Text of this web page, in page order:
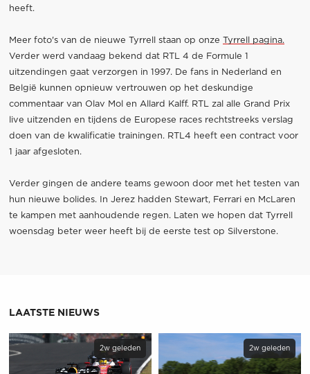
heeft.
Meer foto's van de nieuwe Tyrrell staan op onze Tyrrell pagina.
Verder werd vandaag bekend dat RTL 4 de Formule 1
uitzendingen gaat verzorgen in 1997. De fans in Nederland en
België kunnen opnieuw vertrouwen op het deskundige
commentaar van Olav Mol en Allard Kalff. RTL zal alle Grand Prix
live uitzenden en tijdens de Europese races rechtstreeks verslag
doen van de kwalificatie trainingen. RTL4 heeft een contract voor
1 jaar afgesloten.
Verder gingen de andere teams gewoon door met het testen van
hun nieuwe bolides. In Jerez hadden Stewart, Ferrari en McLaren
te kampen met aanhoudende regen. Laten we hopen dat Tyrrell
woensdag beter weer heeft bij de eerste test op Silverstone.
LAATSTE NIEUWS
2w geleden 2w geleden